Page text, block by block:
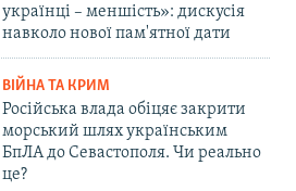
українці – меншість»: дискусія
навколо нової пам'ятної дати
ВІЙНА ТА КРИМ
Російська влада обіцяє закрити
морський шлях українським
БпЛА до Севастополя. Чи реально
це?